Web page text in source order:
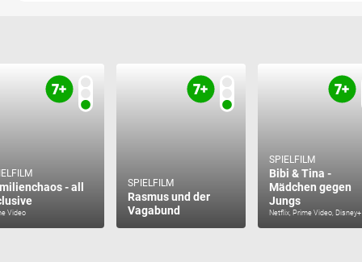
- all
Video
SPIELFILM
Rasmus und der
Vagabund
SPIELFILM
Bibi & Tina -
Mädchen gegen
Jungs
Netflix, Prime Video, Disney+